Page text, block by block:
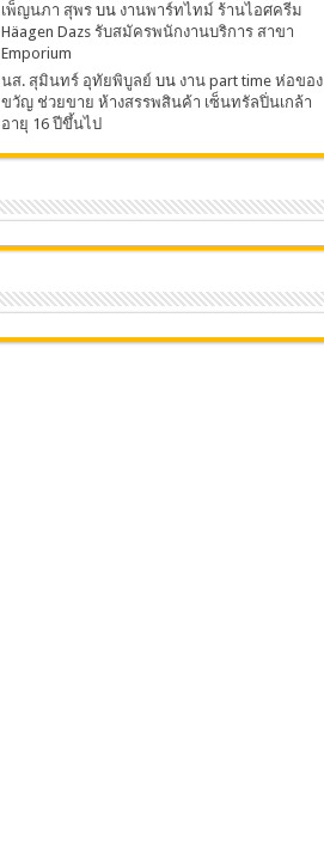
เพ็ญนภา สุพรบน งานพาร์ทไทม์ ร้านไอศครีม
Häagen Dazs รับสมัครพนักงานบริการ สาขา
Emporium
นส. สุมินทร์ อุทัยพิบูลย์ บน งาน part time ห่อของ
ขวัญ ช่วยขาย ห้างสรรพสินค้า เซ็นทรัลปิ่นเกล้า
อายุ 16 ปีขึ้นไป